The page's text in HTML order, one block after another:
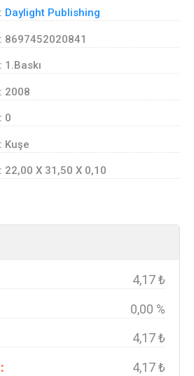
: Daylight Publishing
: 8697452020841
: 1.Baskı
: 2008
: 0
: Kuşe
: 22,00 X 31,50 X 0,10
4,17 ₺
0,00 %
4,17 ₺
4,17 ₺